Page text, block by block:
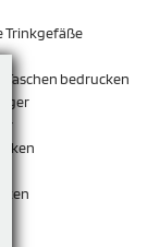
Trinkgefäße
Taschen bedrucken